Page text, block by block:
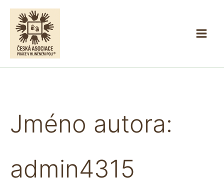
Přeskočit
obsah
Jméno autora:
admin4315
pro: